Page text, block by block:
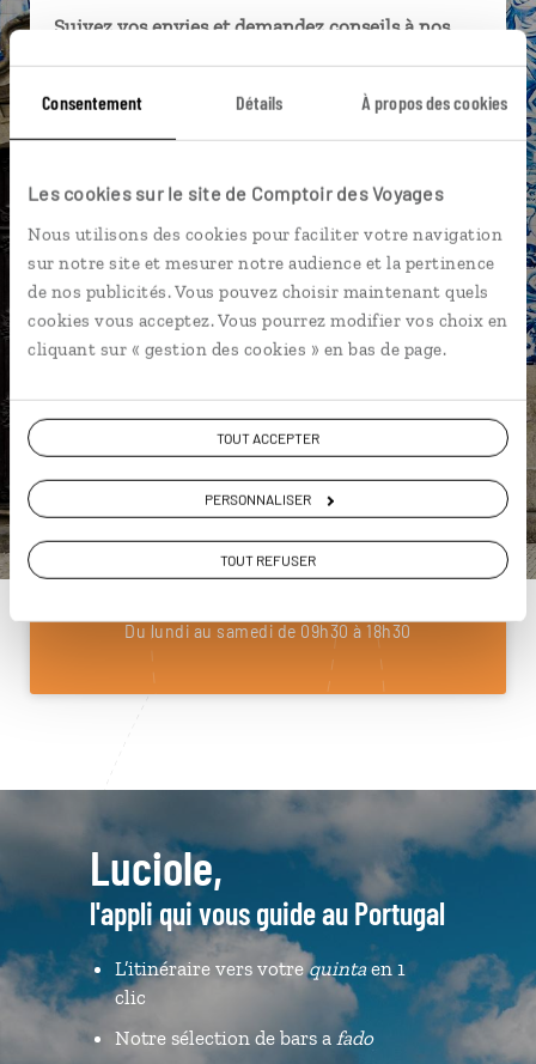
Consentement Détails À propos des cookies
Les cookies sur le site de Comptoir des Voyages
Nous utilisons des cookies pour faciliter votre navigation
sur notre site et mesurer notre audience et la pertinence
de nos publicités. Vous pouvez choisir maintenant quels
cookies vous acceptez. Vous pourrez modifier vos choix en
cliquant sur « gestion des cookies » en bas de page.
TOUT ACCEPTER
PERSONNALISER
TOUT REFUSER
Suivez vos envies et demandez conseils à nos
Ils sauront organiser votre itinéraire au plus
près de vos envies et de la réalité du pays.
connectés en agence, mais aussi par email ou
téléphone.
Vous gardez le même interlocuteur avant,
pendant et après votre voyage.
DEMANDER UN DEVIS
ou
Construisez votre voyage avec un spécialiste Portugal
01 85 08 10 49
Du lundi au samedi de 09h30 à 18h30
Luciole,
l'appli qui vous guide au Portugal
L’itinéraire vers votrequintaen 1
clic
Notre sélection de bars a fado